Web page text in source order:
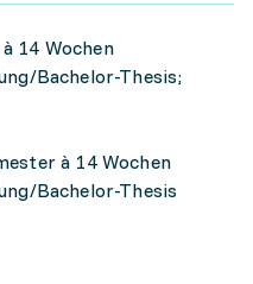
14 Wochen
Bachelor-Thesis;
à 14 Wochen
Bachelor-Thesis